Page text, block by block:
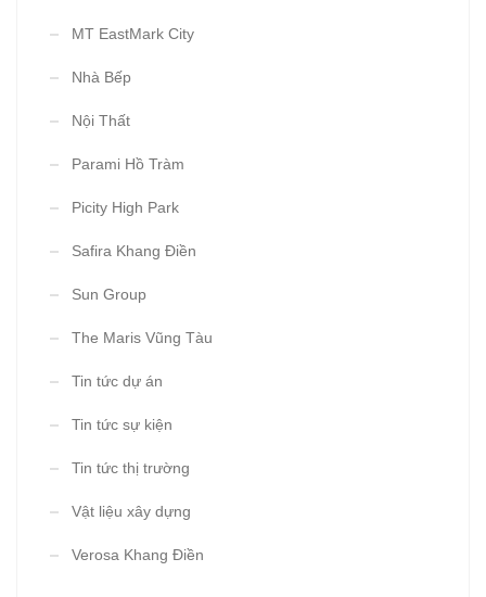
MT EastMark City
Nhà Bếp
Nội Thất
Parami Hồ Tràm
Picity High Park
Safira Khang Điền
Sun Group
The Maris Vũng Tàu
Tin tức dự án
Tin tức sự kiện
Tin tức thị trường
Vật liệu xây dựng
Verosa Khang Điền